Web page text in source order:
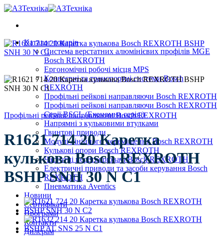
Skip
content
Каталог товарів
Система верстатних алюмінієвих профілів MGE
Bosch REXROTH
Ергономічні робочі місця MPS
Конвеєрні та транспортні системи Bosch
REXROTH
Профільні рейкові направляючи Bosch REXROTH
Профільні рейкові направляючи Bosch REXROTH
Серії BSCL (Економна серія )
Напрямні з кульковими втулками
Гвинтові приводи
Модулі лінійного переміщення Bosch REXROTH
Кулькові опори Bosch REXROTH
Частотні перетворювачі Bosch REXROTH
Електричні приводи та засоби керування Bosch
REXROTH
Пневматика Aventics
Новини
Сертифікати
Програми
Контакти
Дилерам
Профільні рейкові направляючи Bosch REXROTH
R1621 714 20 Каретка
кулькова Bosch REXROTH
BSHP SNH 30 N С1